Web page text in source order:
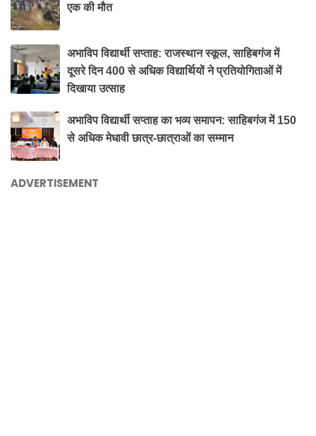
एक की मौत
अभाविप विद्यार्थी सप्ताह: राजस्थान स्कूल, साहिबगंज में
दूसरे दिन 400 से अधिक विद्यार्थियों ने प्रतियोगिताओं में
दिखाया उत्साह
अभाविप विद्यार्थी सप्ताह का भव्य समापन: साहिबगंज में 150
से अधिक मेधावी छात्र-छात्राओं का सम्मान
ADVERTISEMENT